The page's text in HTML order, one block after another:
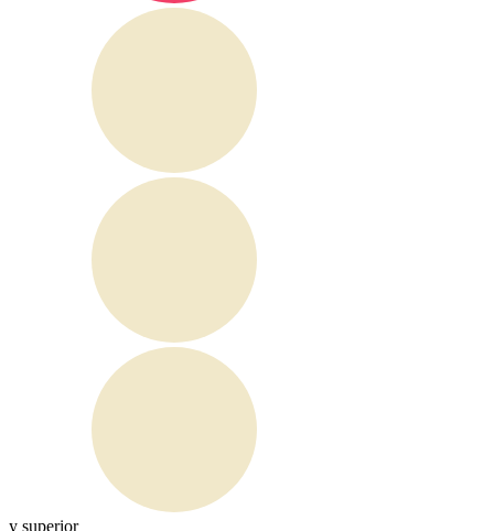
y superior